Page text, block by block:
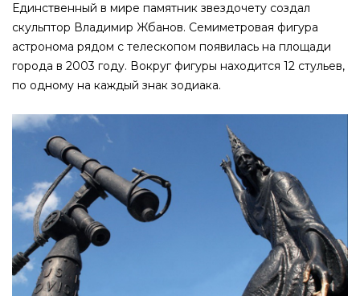
Единственный в мире памятник звездочету создал
скульптор Владимир Жбанов. Семиметровая фигура
астронома рядом с телескопом появилась на площади
города в 2003 году. Вокруг фигуры находится 12 стульев,
по одному на каждый знак зодиака.